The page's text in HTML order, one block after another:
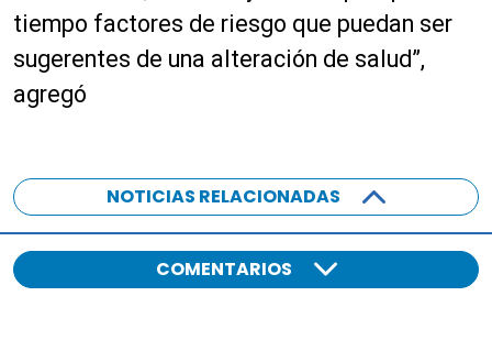
tiempo factores de riesgo que puedan ser
sugerentes de una alteración de salud”,
agregó
NOTICIAS RELACIONADAS
COMENTARIOS